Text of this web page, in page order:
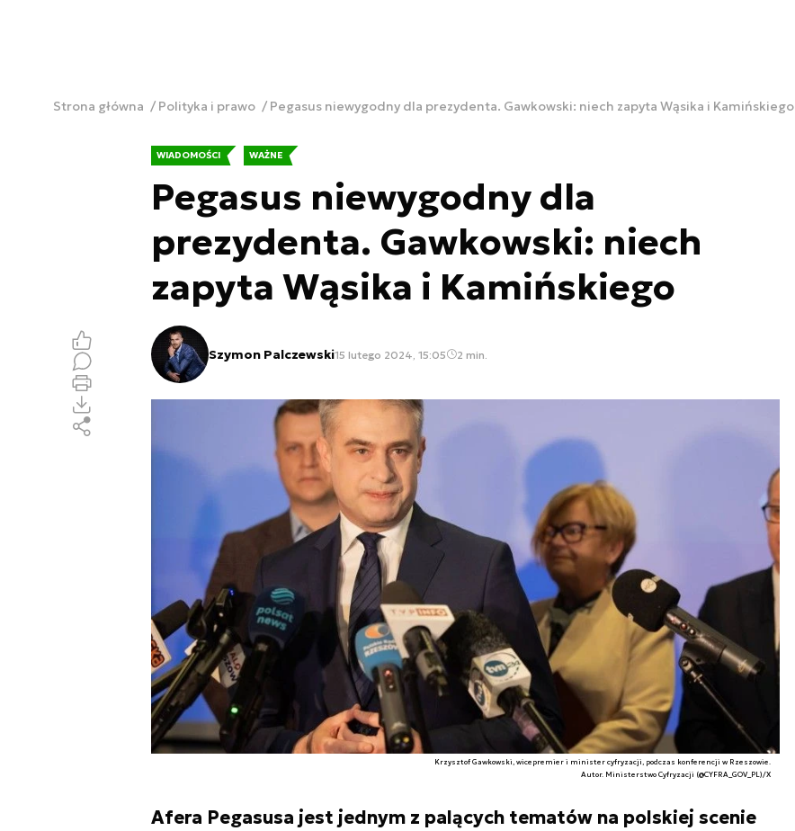
Strona główna Polityka i prawo Pegasus niewygodny dla prezydenta. Gawkowski: niech zapyta Wąsika i Kamińskiego
WIADOMOŚCI WAŻNE
Pegasus niewygodny dla
prezydenta. Gawkowski: niech
zapyta Wąsika i Kamińskiego
Szymon Palczewski15 lutego 2024, 15:05 2 min.
Krzysztof Gawkowski, wicepremier i minister cyfryzacji, podczas konferencji w Rzeszowie.
Autor. Ministerstwo Cyfryzacji (@CYFRA_GOV_PL)/X
Afera Pegasusa jest jednym z palących tematów na polskiej scenie